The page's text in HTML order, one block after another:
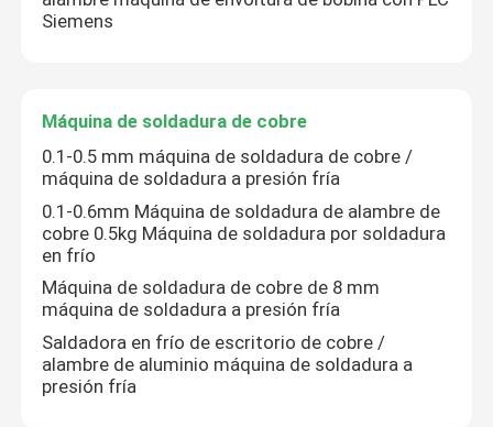
Máquina para la fabricación de tubos de soldadura en
Cortadora del laser
Cables de cableado
Líneas CCV
Cabeza transversal del cable
Siemens
Máquina de soldadura de cobre
0.1-0.5 mm máquina de soldadura de cobre /
máquina de soldadura a presión fría
0.1-0.6mm Máquina de soldadura de alambre de
cobre 0.5kg Máquina de soldadura por soldadura
en frío
Máquina de soldadura de cobre de 8 mm
máquina de soldadura a presión fría
Saldadora en frío de escritorio de cobre /
alambre de aluminio máquina de soldadura a
presión fría